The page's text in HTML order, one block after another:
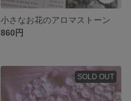
小さなお花のアロマストーン
860円
SOLD OUT